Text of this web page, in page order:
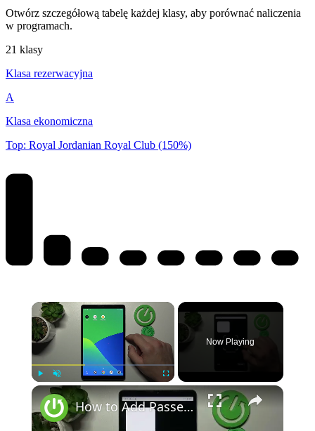
Otwórz szczegółową tabelę każdej klasy, aby porównać naliczenia
w programach.
21 klasy
Klasa rezerwacyjna
A
Klasa ekonomiczna
Top: Royal Jordanian Royal Club (150%)
Play Unmute Fullscreen
Now Playing
How to Add Passes to Google Wallet on REALME Pad Mini